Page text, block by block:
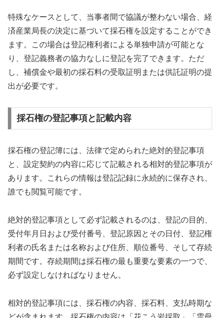
特殊なケースとして、当事者間で協議が整わない場合、経
済産業局長の決定に基づいて採石権を設定することができ
ます。この場合は登記権利者による単独申請が可能とな
り、登記義務者の協力なしに登記を完了できます。ただ
し、補償金や最初の採石料の受取証明または供託証明の提
出が必要です。
採石権の登記事項と記載内容
採石権の登記簿には、法律で定められた絶対的登記事項
と、設定契約の内容に応じて記載される相対的登記事項が
あります。これらの情報は登記記録に永続的に保存され、
誰でも閲覧可能です。
絶対的登記事項として必ず記載されるのは、登記の目的、
受付年月日および受付番号、登記原因とその日付、登記権
利者の氏名または名称および住所、順位番号、そして存続
期間です。存続期間は採石権の最も重要な要素の一つで、
必ず設定しなければなりません。
相対的登記事項には、採石権の内容、採石料、支払時期な